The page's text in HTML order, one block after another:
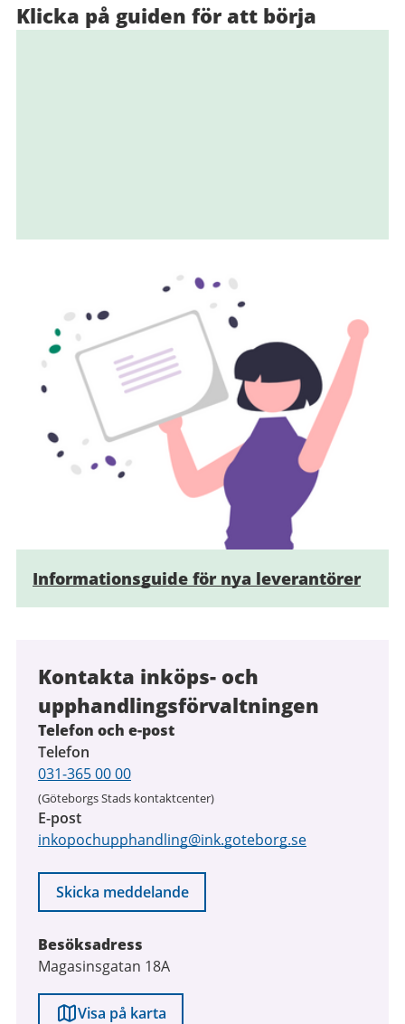
Klicka på guiden för att börja
Informationsguide för nya leverantörer
Kontakta inköps- och
upphandlingsförvaltningen
Telefon och e-post
Telefon
031-365 00 00
(Göteborgs Stads kontaktcenter)
E-post
inkopochupphandling@ink.goteborg.se
Skicka meddelande
Besöksadress
Magasinsgatan 18A
Visa på karta